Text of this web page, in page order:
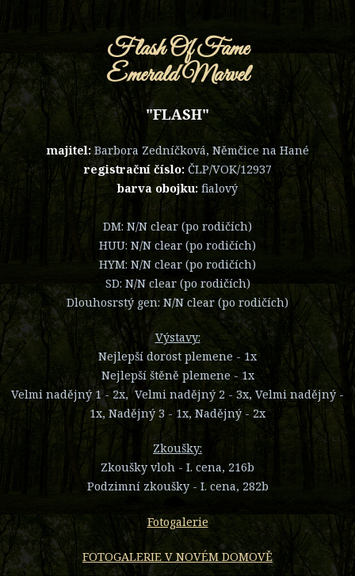
Flash Of Fame
Emerald Marvel
"FLASH"
majitel:Barbora Zedníčková, Němčice na Hané
registrační číslo: ČLP/VOK/12937
barva obojku: fialový
DM: N/N clear (po rodičích)
HUU: N/N clear (po rodičích)
HYM: N/N clear (po rodičích)
SD: N/N clear (po rodičích)
Dlouhosrstý gen: N/N clear (po rodičích)
Výstavy:
Nejlepší dorost plemene - 1x
Nejlepší štěně plemene - 1x
Velmi nadějný 1 - 2x, Velmi nadějný 2 - 3x, Velmi nadějný -
1x, Nadějný 3 - 1x, Nadějný - 2x
Zkoušky:
Zkoušky vloh - I. cena, 216b
Podzimní zkoušky - I. cena, 282b
Fotogalerie
FOTOGALERIE V NOVÉM DOMOVĚ